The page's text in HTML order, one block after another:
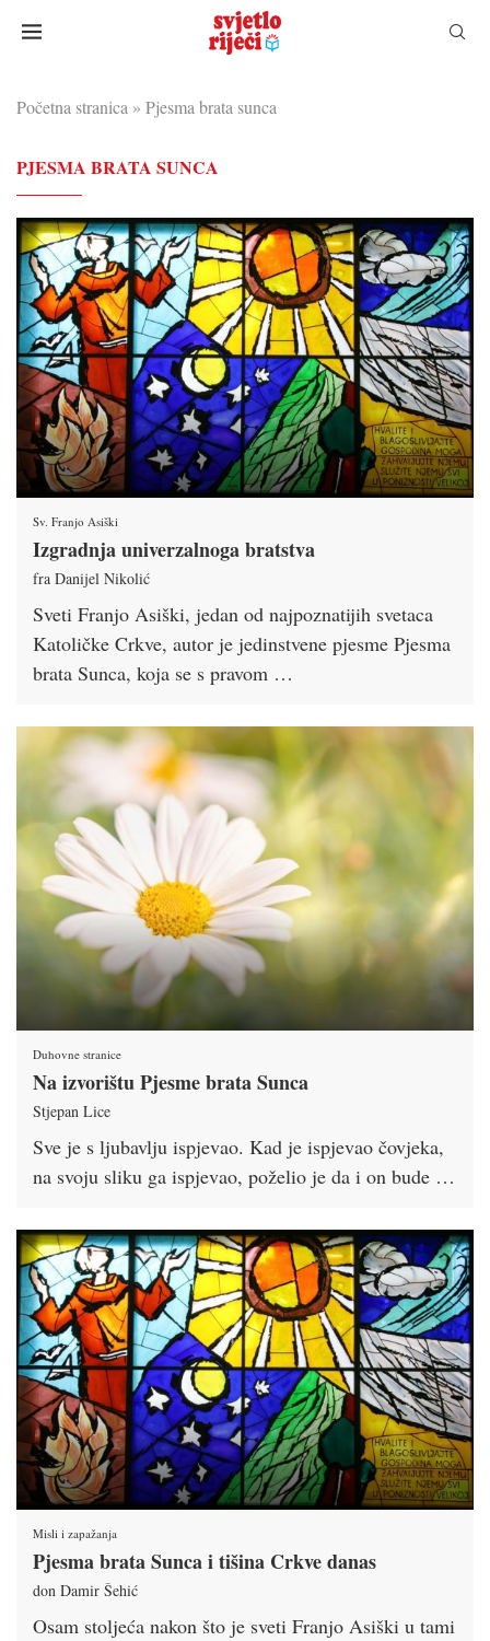
Početna stranica » Pjesma brata sunca
PJESMA BRATA SUNCA
Sv. Franjo Asiški
Izgradnja univerzalnoga bratstva
fra Danijel Nikolić
Sveti Franjo Asiški, jedan od najpoznatijih svetaca
Katoličke Crkve, autor je jedinstvene pjesme Pjesma
brata Sunca, koja se s pravom …
Duhovne stranice
Na izvorištu Pjesme brata Sunca
Stjepan Lice
Sve je s ljubavlju ispjevao. Kad je ispjevao čovjeka,
na svoju sliku ga ispjevao, poželio je da i on bude …
Misli i zapažanja
Pjesma brata Sunca i tišina Crkve danas
don Damir Šehić
Osam stoljeća nakon što je sveti Franjo Asiški u tami